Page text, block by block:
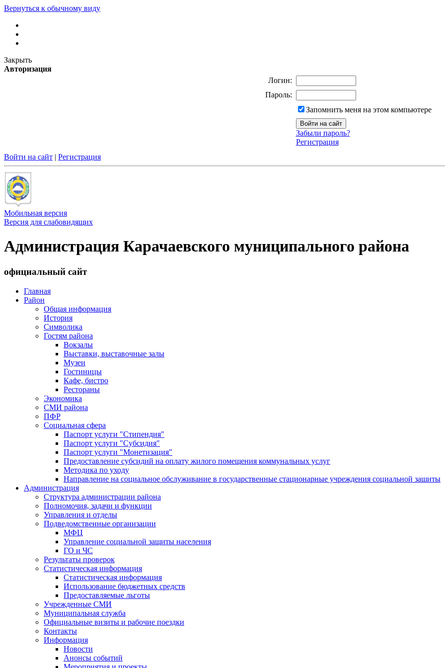
Вернуться к обычному виду
Закрыть
Авторизация
Логин:
Пароль:
Запомнить меня на этом компьютере
Забыли пароль?
Регистрация
Войти на сайт | Регистрация
Мобильная версия
Версия для слабовидящих
Администрация Карачаевского муниципального района
официальный сайт
Главная
Район
Общая информация
История
Символика
Гостям района
Вокзалы
Выставки, выставочные залы
Музеи
Гостиницы
Кафе, бистро
Рестораны
Экономика
СМИ района
ПФР
Социальная сфера
Паспорт услуги "Стипендия"
Паспорт услуги "Субсидия"
Паспорт услуги "Монетизация"
Предоставление субсидий на оплату жилого помещения коммунальных услуг
Методика по уходу
Направление на социальное обслуживание в государственные стационарные учреждения социальной зашиты
Администрация
Структура администрации района
Полномочия, задачи и функции
Управления и отделы
Подведомственные организации
МФЦ
Управление социальной защиты населения
ГО и ЧС
Результаты проверок
Статистическая информация
Статистическая информация
Использование бюджетных средств
Предоставляемые льготы
Учрежденные СМИ
Муниципальная служба
Официальные визиты и рабочие поездки
Контакты
Информация
Новости
Анонсы событий